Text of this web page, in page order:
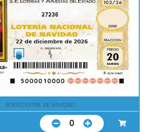
27236
SORTEO EXTRA. DE NAVIDAD
0